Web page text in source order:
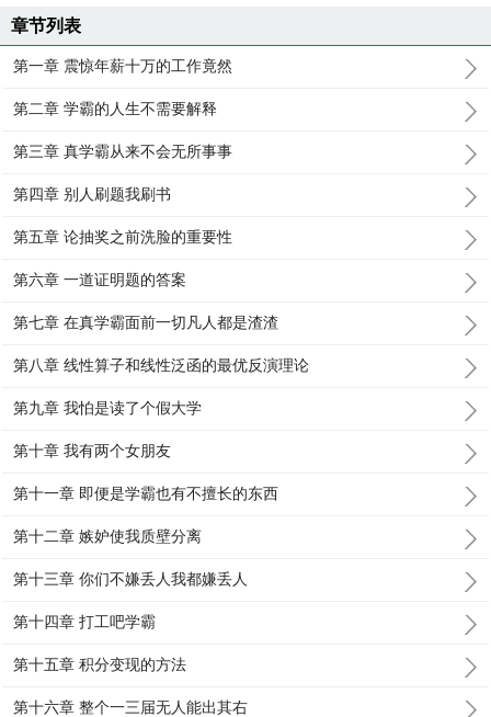
章节列表
第一章 震惊年薪十万的工作竟然
第二章 学霸的人生不需要解释
第三章 真学霸从来不会无所事事
第四章 别人刷题我刷书
第五章 论抽奖之前洗脸的重要性
第六章 一道证明题的答案
第七章 在真学霸面前一切凡人都是渣渣
第八章 线性算子和线性泛函的最优反演理论
第九章 我怕是读了个假大学
第十章 我有两个女朋友
第十一章 即便是学霸也有不擅长的东西
第十二章 嫉妒使我质壁分离
第十三章 你们不嫌丢人我都嫌丢人
第十四章 打工吧学霸
第十五章 积分变现的方法
第十六章 整个一三届无人能出其右